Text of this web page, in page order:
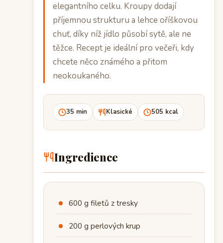
elegantního celku. Kroupy dodají
příjemnou strukturu a lehce oříškovou
chuť, díky níž jídlo působí sytě, ale ne
těžce. Recept je ideální pro večeři, kdy
chcete něco známého a přitom
neokoukaného.
35 min Klasické 505 kcal
Ingredience
600 g filetů z tresky
200 g perlových krup